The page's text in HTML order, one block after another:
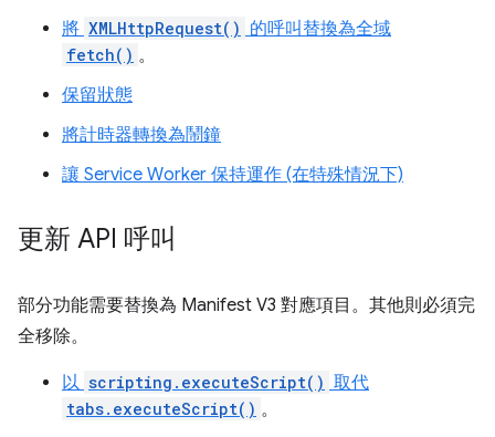
將 XMLHttpRequest() 的呼叫替換為全域
fetch() 。
保留狀態
將計時器轉換為鬧鐘
讓 Service Worker 保持運作 (在特殊情況下)
更新 API 呼叫
部分功能需要替換為 Manifest V3 對應項目。其他則必須完
全移除。
以 scripting.executeScript() 取代
tabs.executeScript() 。